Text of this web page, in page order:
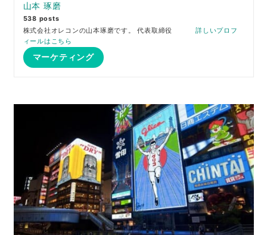
山本 琢磨
538 posts
株式会社オレコンの山本琢磨です。 代表取締役 詳しいプロフ
ィールはこちら
マーケティング